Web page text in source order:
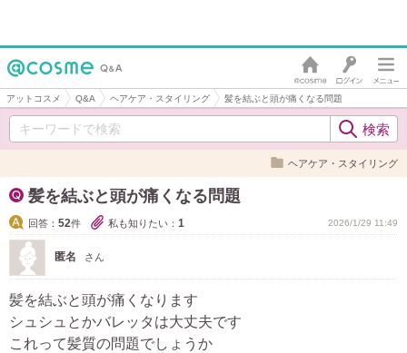
アットコスメ Q&A ヘアケア・スタイリング 髪を結ぶと頭が痛くなる問題
ヘアケア・スタイリング
髪を結ぶと頭が痛くなる問題
回答： 52件 私も知りたい： 1 2026/1/29 11:49
匿名 さん
髪を結ぶと頭が痛くなります
シュシュとかバレッタは大丈夫です
これって髪質の問題でしょうか